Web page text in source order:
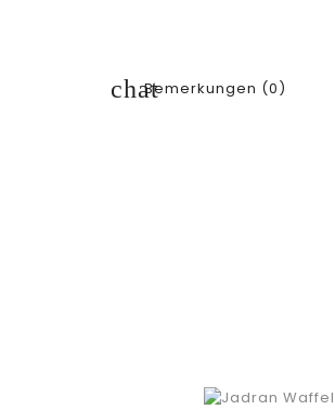
Bemerkungen (0)